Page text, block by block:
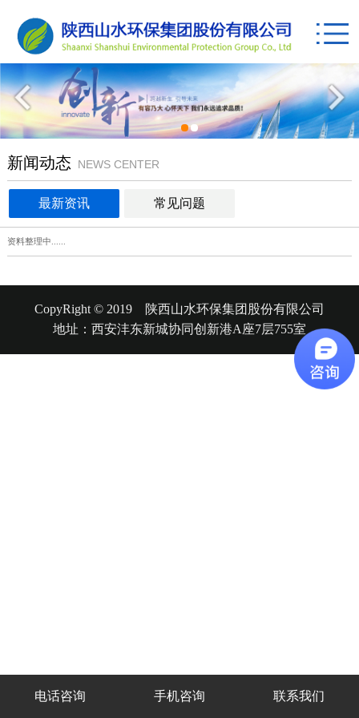
新闻动态 NEWS CENTER
最新资讯 常见问题
资料整理中......
CopyRight © 2019 陕西山水环保集团股份有限公司
地址：西安沣东新城协同创新港A座7层755室
电话咨询 手机咨询 联系我们